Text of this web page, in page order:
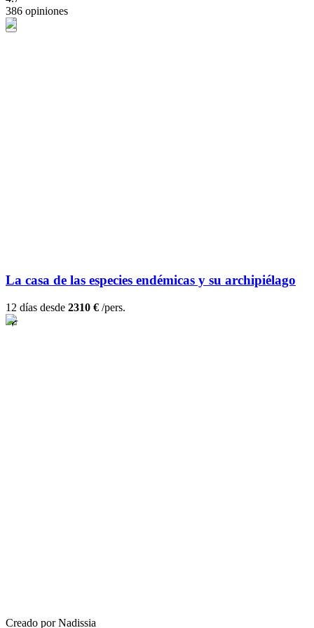
386 opiniones
La casa de las especies endémicas y su archipiélago
12 días desde 2310 € /pers.
Creado por Nadissia